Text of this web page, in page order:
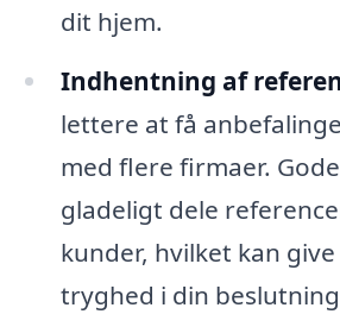
dit hjem.
Indhentning af
lettere at få
med flere firmaer.
gladeligt dele
kunder, hvilket kan
tryghed i din